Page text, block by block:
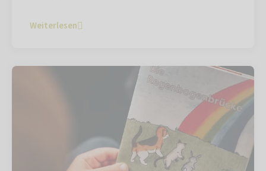
Weiterlesen